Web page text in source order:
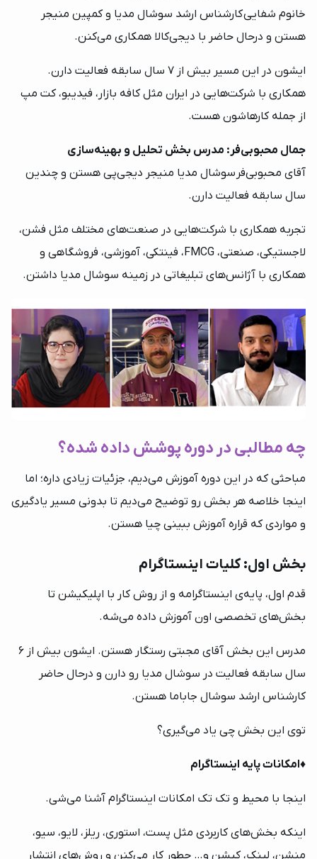
خانوم شفایی کارشناس ارشد سوشال مدیا و کمپین منیجر
هستن و درحال حاضر با دیجی‌کالا همکاری می‌کنن.
ایشون در این مسیر بیش از 7 سال سابقه فعالیت دارن.
همکاری با شرکت‌هایی در ایران مثل کافه بازار، فیدیبو، کت مپ
از جمله کارهاشون هست.
جمال محبوبی‌فر: مدرس بخش تحلیل و بهینه‌سازی
آقای محبوبی‌فر سوشال مدیا منیجر دیجی‌پی هستن و چندین
سال سابقه فعالیت دارن.
تجربه همکاری با شرکت‌هایی در صنعت‌های مختلف مثل فشن،
لاجستیکی، صنعتی، FMCG، فینتکی، آموزشی، فروشگاهی و
همکاری با آژانس‌های تبلیغاتی در زمینه سوشال مدیا داشتن.
چه مطالبی در دوره پوشش داده شده؟
مباحثی که در این دوره آموزش می‌دیم، جزئیات زیادی داره؛ اما
اینجا خلاصه هر بخش رو توضیح می‌دیم تا بدونی مسیر یادگیری
و مواردی که قراره آموزش ببینی چیا هستن.
بخش اول: کلیات اینستاگرام
قدم اول، پایه‌ی اینستاگرامه و از روش کار با اپلیکیشن تا
بخش‌های تخصصی اون آموزش داده می‌شه.
مدرس این بخش آقای مجبتی رستگار هستن. ایشون بیش از 6
سال سابقه فعالیت در سوشال مدیا رو دارن و درحال حاضر
کارشناس ارشد سوشال جاباما هستن.
توی این بخش چی یاد می‌گیری؟
♦️امکانات پایه اینستاگرام
اینجا با محیط و تک تک امکانات اینستاگرام آشنا می‌شی.
اینکه بخش‌های کاربردی مثل پست، استوری، ریلز، لایو، سیو،
منشن، لینک، کپشن و… چطور کار می‌کنن و روش‌های انتشار